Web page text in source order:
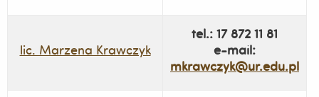
lic. Marzena Krawczyk
tel.: 17 872 11 81
e-mail:
mkrawczyk@ur.edu.pl